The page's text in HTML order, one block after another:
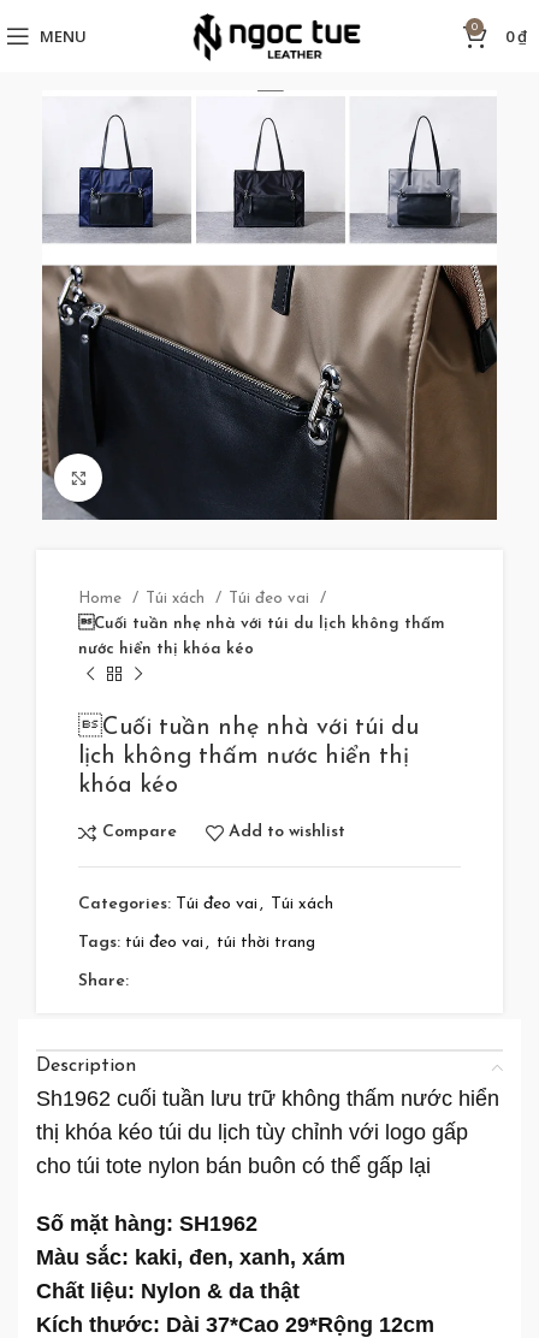
MENU 0 0₫
Home Túi xách
Túi đeo vai
Cuối tuần nhẹ nhà với túi du lịch không thấm
nước hiển thị khóa kéo
Cuối tuần nhẹ nhà với túi du
lịch không thấm nước hiển thị
khóa kéo
Compare Add to wishlist
Categories: Túi đeo vai , Túi xách
Tags: túi đeo vai , túi thời trang
Share:
Description
Sh1962 cuối tuần lưu trữ không thấm nước hiển
thị khóa kéo túi du lịch tùy chỉnh với logo gấp
cho túi tote nylon bán buôn có thể gấp lại
Số mặt hàng: SH1962
Màu sắc: kaki, đen, xanh, xám
Chất liệu: Nylon & da thật
Kích thước: Dài 37*Cao 29*Rộng 12cm